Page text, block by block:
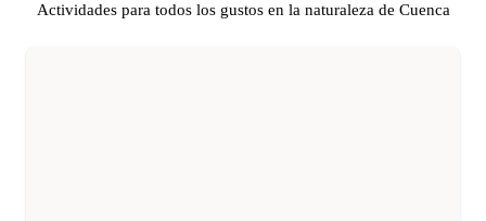
Actividades para todos los gustos en la naturaleza de Cuenca